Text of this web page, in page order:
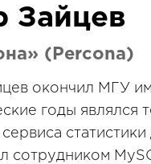
Зайцев
(Percona)
окончил МГУ
годы являлся
сервиса
сотрудником